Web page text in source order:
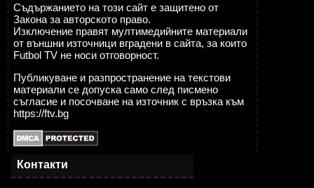
Съдържанието на този сайт е защитено от
Закона за авторското право.
Изключение правят мултимедийните материали
от външни източници вградени в сайта, за които
Futbol TV не носи отговорност.
Публикуване и разпространение на текстови
материали се допуска само след писмено
съгласие и посочване на източник с връзка към
https://ftv.bg
Контакти